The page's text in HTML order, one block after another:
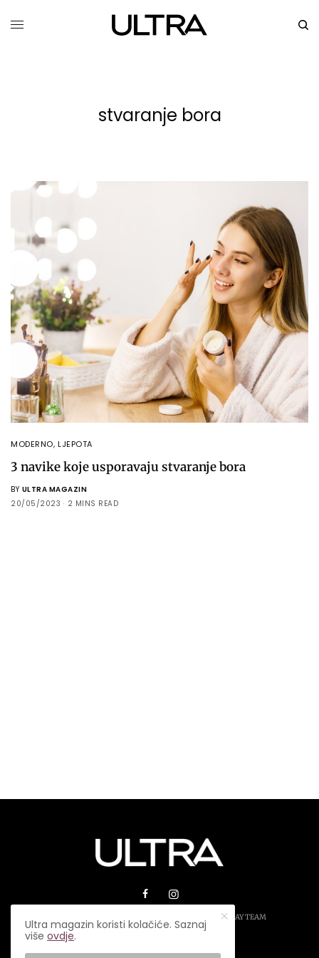
stvaranje bora
MODERNO, LJEPOTA
3 navike koje usporavaju stvaranje bora
BY ULTRA MAGAZIN
20/05/2023
2 MINS READ
© 2026 ULTRA MAGAZIN. SVA PRAVA ZADRŽANA.PLAY TEAM
Ultra magazin koristi kolačiće. Saznaj
višeovdje.